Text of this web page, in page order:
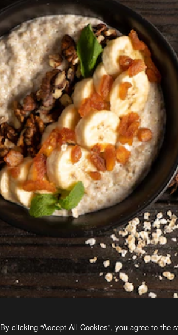
By clicking “Accept All Cookies”, you agree to